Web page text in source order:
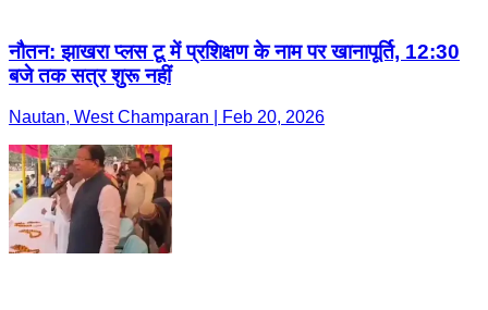
नौतन: झाखरा प्लस टू में प्रशिक्षण के नाम पर खानापूर्ति, 12:30
बजे तक सत्र शुरू नहीं
Nautan, West Champaran | Feb 20, 2026